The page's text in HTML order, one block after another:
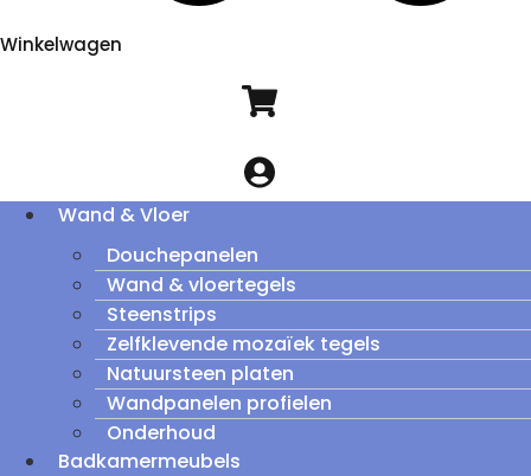
Winkelwagen
Wand & Vloer
Douchepanelen
Wand & vloertegels
Steenstrips
Zelfklevende mozaïek tegels
Natuursteen platen
Wandpanelen profielen
Onderhoud
Badkamermeubels